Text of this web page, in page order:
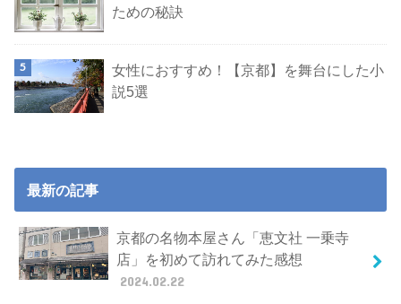
ための秘訣
女性におすすめ！【京都】を舞台にした小
説5選
最新の記事
京都の名物本屋さん「恵文社 一乗寺
店」を初めて訪れてみた感想
2024.02.22